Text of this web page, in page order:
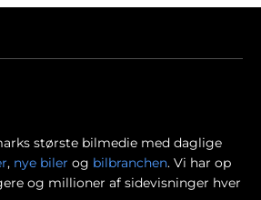
største bilmedie med daglige
, nye biler og bilbranchen. Vi har op
og millioner af sidevisninger hver